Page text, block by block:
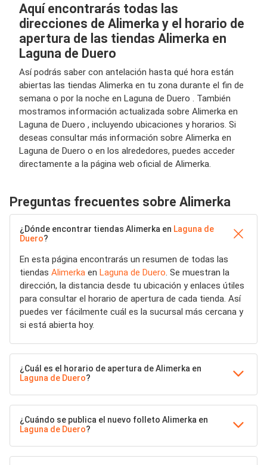
Aquí encontrarás todas las
direcciones de Alimerka y el horario de
apertura de las tiendas Alimerka en
Laguna de Duero
Así podrás saber con antelación hasta qué hora están
abiertas las tiendas Alimerka en tu zona durante el fin de
semana o por la noche en Laguna de Duero . También
mostramos información actualizada sobre Alimerka en
Laguna de Duero , incluyendo ubicaciones y horarios. Si
deseas consultar más información sobre Alimerka en
Laguna de Duero o en los alrededores, puedes acceder
directamente a la página web oficial de Alimerka.
Preguntas frecuentes sobre Alimerka
¿Dónde encontrar tiendas Alimerka en Laguna de
Duero?
En esta página encontrarás un resumen de todas las
tiendas Alimerka en Laguna de Duero . Se muestran la
dirección, la distancia desde tu ubicación y enlaces útiles
para consultar el horario de apertura de cada tienda. Así
puedes ver fácilmente cuál es la sucursal más cercana y
si está abierta hoy.
¿Cuál es el horario de apertura de Alimerka en
Laguna de Duero?
¿Cuándo se publica el nuevo folleto Alimerka en
Laguna de Duero?